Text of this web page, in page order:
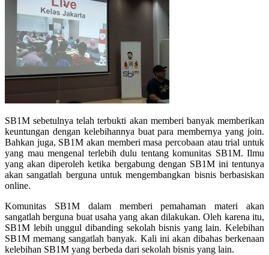
SB1M sebetulnya telah terbukti akan memberi banyak memberikan
keuntungan dengan kelebihannya buat para membernya yang join.
Bahkan juga, SB1M akan memberi masa percobaan atau trial untuk
yang mau mengenal terlebih dulu tentang komunitas SB1M. Ilmu
yang akan diperoleh ketika bergabung dengan SB1M ini tentunya
akan sangatlah berguna untuk mengembangkan bisnis berbasiskan
online.
Komunitas SB1M dalam memberi pemahaman materi akan
sangatlah berguna buat usaha yang akan dilakukan. Oleh karena itu,
SB1M lebih unggul dibanding sekolah bisnis yang lain. Kelebihan
SB1M memang sangatlah banyak. Kali ini akan dibahas berkenaan
kelebihan SB1M yang berbeda dari sekolah bisnis yang lain.